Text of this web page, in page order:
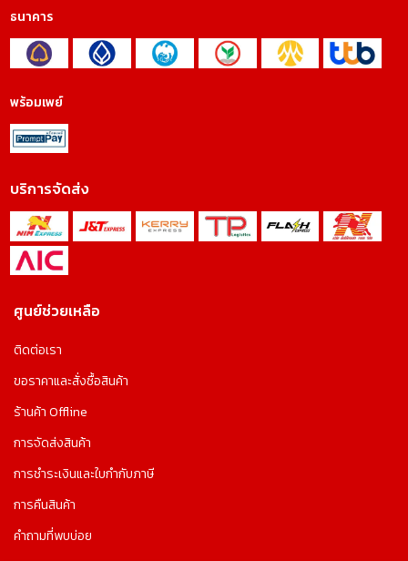
ธนาคาร
พร้อมเพย์
บริการจัดส่ง
ศูนย์ช่วยเหลือ
ติดต่อเรา
ขอราคาและสั่งซื้อสินค้า
ร้านค้า Offline
การจัดส่งสินค้า
การชำระเงินและใบกำกับภาษี
การคืนสินค้า
คำถามที่พบบ่อย